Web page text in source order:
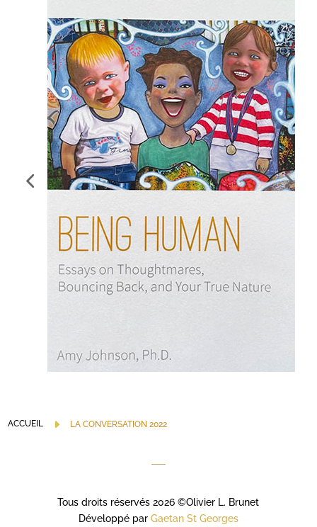
ACCUEIL E LA CONVERSATION 2022
Tous droits réservés 2026 ©Olivier L. Brunet
Développé par Gaetan St Georges